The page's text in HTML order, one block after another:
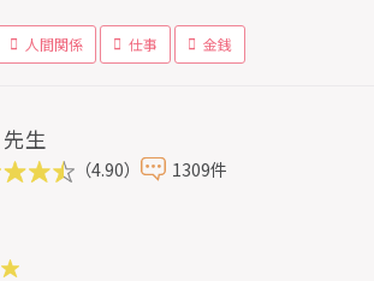
人間関係 仕事 金銭
先生
（4.90） 1309件